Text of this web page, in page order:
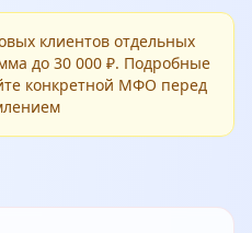
клиентов отдельных
до 30 000 ₽. Подробные
конкретной МФО перед